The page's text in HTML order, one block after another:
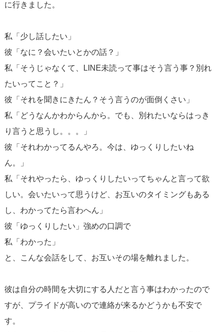
に行きました。
私「少し話したい」
彼「なに？会いたいとかの話？」
私「そうじゃなくて、LINE未読って事はそう言う事？別れ
たいってこと？」
彼「それを聞きにきたん？そう言うのが面倒くさい」
私「どうなんかわからんから。でも、別れたいならはっき
り言うと思うし。。。」
彼「それわかってるんやろ。今は、ゆっくりしたいね
ん。」
私「それやったら、ゆっくりしたいってちゃんと言って欲
しい。会いたいって思うけど、お互いのタイミングもある
し、わかってたら言わへん」
彼「ゆっくりしたい」強めの口調で
私「わかった」
と、こんな会話をして、お互いその場を離れました。
彼は自分の時間を大切にする人だと言う事はわかったので
すが、プライドが高いので連絡が来るかどうかも不安で
す。